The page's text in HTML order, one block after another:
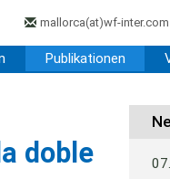
mallorca(at)wf-inter.com
Publikationen
doble